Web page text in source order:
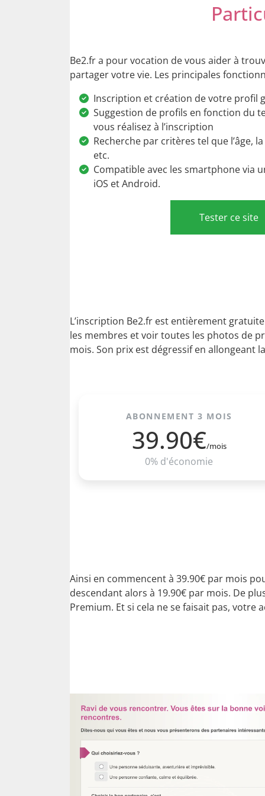
Be2.fr a pour vocation de vous aider à
partager votre vie. Les principales
Inscription et création de votre profil
Suggestion de profils en fonction du
vous réalisez à l’inscription
Recherche par critères tel que l’âge,
etc.
Compatible avec les smartphone via
iOS et Android.
Tester ce site
L’inscription Be2.fr est entièrement
les membres et voir toutes les photos de
mois. Son prix est dégressif en allongeant
ABONNEMENT 3 MOIS
39.90€/mois
0% d'économie
Ainsi en commencent à 39.90€ par mois
descendant alors à 19.90€ par mois. De
Premium. Et si cela ne se faisait pas,